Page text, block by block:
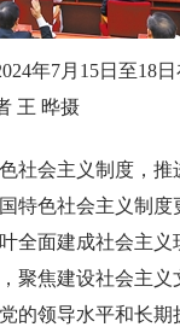
年7月15日至18
王 晔摄
会主义制度，推
特色社会主义制
全面建成社会主
焦建设社会主义
的领导水平和长